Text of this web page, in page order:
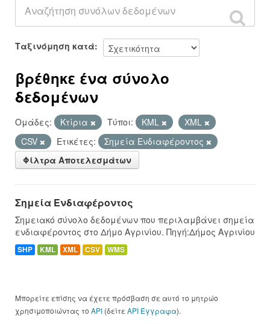
Ομάδες
Σχετικά
Ταξινόμηση κατά
βρέθηκε ένα σύνολο
δεδομένων
Ομάδες: Κτίρια Τύποι: KML
XML
CSV
Ετικέτες:
Σημεία Ενδιαφέροντος
Φίλτρα Αποτελεσμάτων
Σημεία Ενδιαφέροντος
Σημειακό σύνολο δεδομένων που περιλαμβάνει σημεία
ενδιαφέροντος στο Δήμο Αγρινίου. Πηγή:Δήμος Αγρινίου
SHP KML XML CSV WMS
Μπορείτε επίσης να έχετε πρόσβαση σε αυτό το μητρώο
χρησιμοποιώντας το API (δείτε API Έγγραφα).